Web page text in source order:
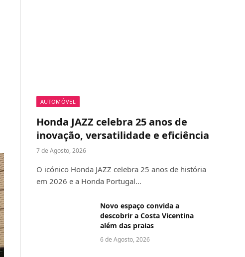
AUTOMÓVEL
Honda JAZZ celebra 25 anos de
inovação, versatilidade e eficiência
7 de Agosto, 2026
O icónico Honda JAZZ celebra 25 anos de história
em 2026 e a Honda Portugal…
Novo espaço convida a
descobrir a Costa Vicentina
além das praias
6 de Agosto, 2026